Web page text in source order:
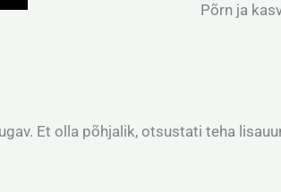
ja kasvaja
Et olla põhjalik, otsustati teha